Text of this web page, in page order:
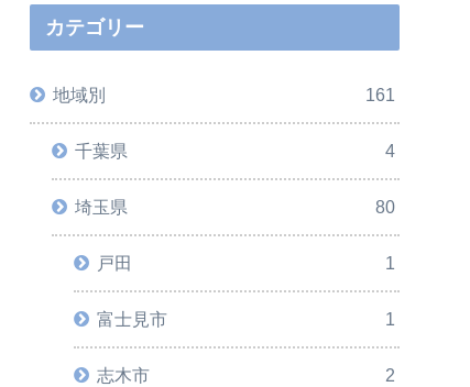
カテゴリー
地域別 161
千葉県 4
埼玉県 80
戸田 1
富士見市 1
志木市 2